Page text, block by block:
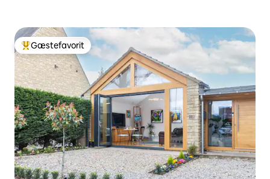
Bedste gæstefavorit
Gæstefavorit